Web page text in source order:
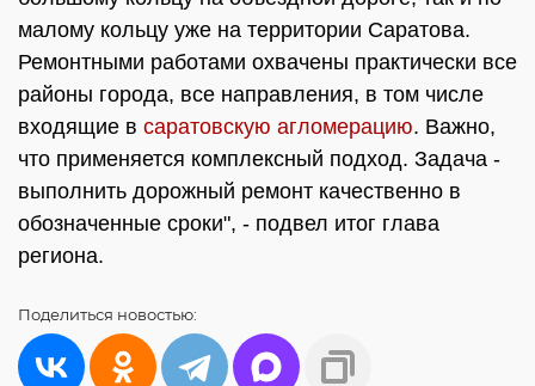
малому кольцу уже на территории Саратова.
Ремонтными работами охвачены практически все
районы города, все направления, в том числе
входящие в саратовскую агломерацию. Важно,
что применяется комплексный подход. Задача -
выполнить дорожный ремонт качественно в
обозначенные сроки", - подвел итог глава
региона.
Поделиться новостью: